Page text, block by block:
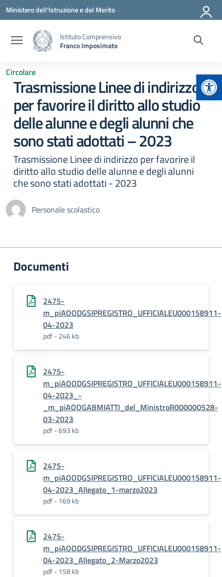
Vai ai contenuti
Vai al menu di navigazione
Vai al footer
Ministero dell'Istruzione e del Merito
Istituto Comprensivo
Franco Imposimato
Circolare
Trasmissione Linee di indirizzo
per favorire il diritto allo studio
delle alunne e degli alunni che
sono stati adottati – 2023
Trasmissione Linee di indirizzo per favorire il
diritto allo studio delle alunne e degli alunni
che sono stati adottati - 2023
Personale scolastico
Documenti
2475-
m_piAOODGSIPREGISTRO_UFFICIALEU000158911-
04-2023
pdf - 246 kb
2475-
m_piAOODGSIPREGISTRO_UFFICIALEU000158911-
04-2023_-
_m_piAOOGABMIATTI_del_MinistroR000000528-
03-2023
pdf - 693 kb
2475-
m_piAOODGSIPREGISTRO_UFFICIALEU000158911-
04-2023_Allegato_1-marzo2023
pdf - 169 kb
2475-
m_piAOODGSIPREGISTRO_UFFICIALEU000158911-
04-2023_Allegato_2-Marzo2023
pdf - 158 kb